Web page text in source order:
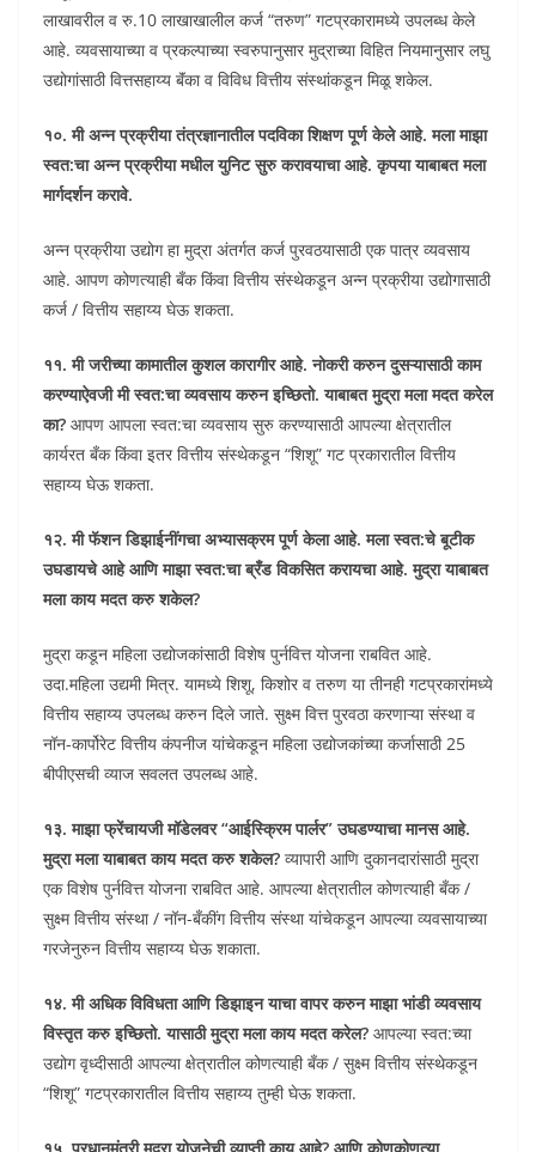
लाखावरील व रु.10 लाखाखालील कर्ज “तरुण” गटप्रकारामध्ये उपलब्ध केले
आहे. व्यवसायाच्या व प्रकल्पाच्या स्वरुपानुसार मुद्राच्या विहित नियमानुसार लघु
उद्योगांसाठी वित्तसहाय्य बॅंका व विविध वित्तीय संस्थांकडून मिळू शकेल.
१०. मी अन्न प्रक्रीया तंत्रज्ञानातील पदविका शिक्षण पूर्ण केले आहे. मला माझा
स्वत:चा अन्न प्रक्रीया मधील युनिट सुरु करावयाचा आहे. कृपया याबाबत मला
मार्गदर्शन करावे.
अन्न प्रक्रीया उद्योग हा मुद्रा अंतर्गत कर्ज पुरवठयासाठी एक पात्र व्यवसाय
आहे. आपण कोणत्याही बँक किंवा वित्तीय संस्थेकडून अन्न प्रक्रीया उद्योगासाठी
कर्ज / वित्तीय सहाय्य घेऊ शकता.
११. मी जरीच्या कामातील कुशल कारागीर आहे. नोकरी करुन दुसऱ्यासाठी काम
करण्याऐवजी मी स्वत:चा व्यवसाय करुन इच्छितो. याबाबत मुद्रा मला मदत करेल
का? आपण आपला स्वत:चा व्यवसाय सुरु करण्यासाठी आपल्या क्षेत्रातील
कार्यरत बँक किंवा इतर वित्तीय संस्थेकडून “शिशू” गट प्रकारातील वित्तीय
सहाय्य घेऊ शकता.
१२. मी फॅशन डिझाईनींगचा अभ्यासक्रम पूर्ण केला आहे. मला स्वत:चे बूटीक
उघडायचे आहे आणि माझा स्वत:चा ब्रँड विकसित करायचा आहे. मुद्रा याबाबत
मला काय मदत करु शकेल?
मुद्रा कडून महिला उद्योजकांसाठी विशेष पुर्नवित्त योजना राबवित आहे.
उदा.महिला उद्यमी मित्र. यामध्ये शिशू, किशोर व तरुण या तीनही गटप्रकारांमध्ये
वित्तीय सहाय्य उपलब्ध करुन दिले जाते. सुक्ष्म वित्त पुरवठा करणाऱ्या संस्था व
नॉन-कार्पोरेट वित्तीय कंपनीज यांचेकडून महिला उद्योजकांच्या कर्जासाठी 25
बीपीएसची व्याज सवलत उपलब्ध आहे.
१३. माझा फ्रेंचायजी मॉडेलवर “आईस्क्रिम पार्लर” उघडण्याचा मानस आहे.
मुद्रा मला याबाबत काय मदत करु शकेल? व्यापारी आणि दुकानदारांसाठी मुद्रा
एक‍ विशेष पुर्नवित्त योजना राबवित आहे. आपल्या क्षेत्रातील कोणत्याही बँक /
सुक्ष्म वित्तीय संस्था / नॉन-बँकींग वित्तीय संस्था यांचेकडून आपल्या व्यवसायाच्या
गरजेनुरुन वित्तीय सहाय्य घेऊ शकाता.
१४. मी अधिक विविधता आणि डिझाइन याचा वापर करुन माझा भांडी व्यवसाय
विस्तृत करु इच्छितो. यासाठी मुद्रा मला काय मदत करेल? आपल्या स्वत:च्या
उद्योग वृध्दीसाठी आपल्या क्षेत्रातील कोणत्याही बँक / सुक्ष्म वित्तीय संस्थेकडून
“शिशू” गटप्रकारातील वित्तीय सहाय्य तुम्ही घेऊ शकता.